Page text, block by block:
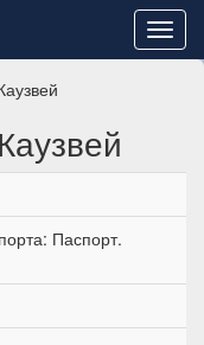
Паспорт.